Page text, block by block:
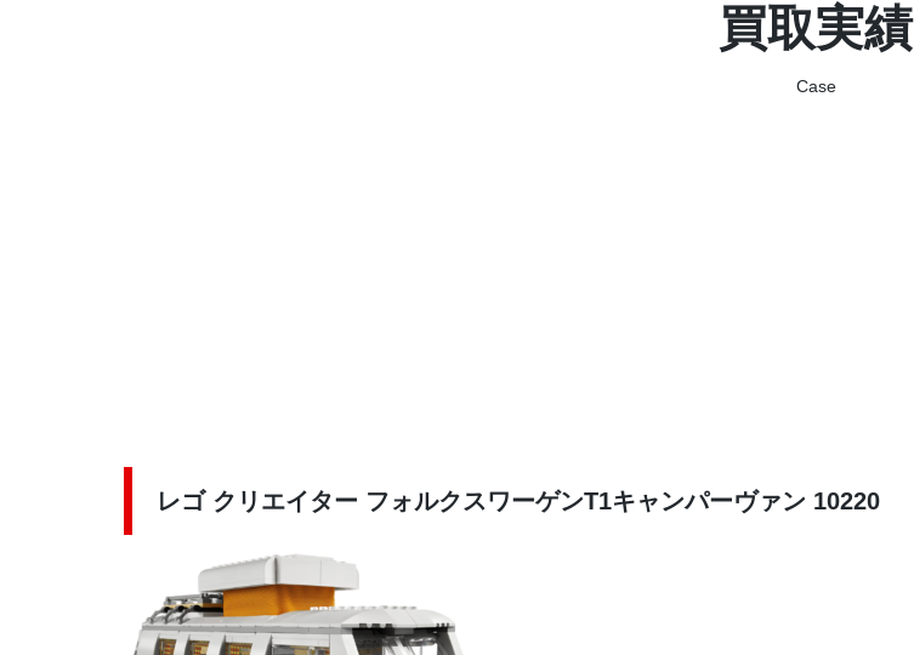
買取実績
Case
レゴ クリエイター フォルクスワーゲンT1キャンパーヴァン 10220